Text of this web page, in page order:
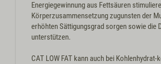
Energiegewinnung aus Fettsäuren
Körperzusammensetzung zugunsten der
erhöhten Sättigungsgrad sorgen sowie die
unterstützen.
CAT LOW FAT kann auch bei